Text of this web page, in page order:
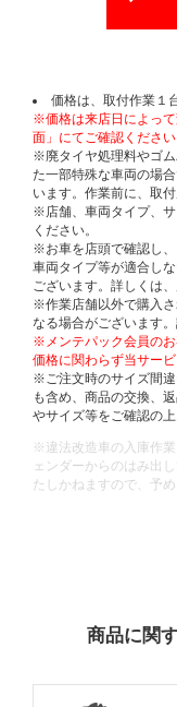
価格は、取付作業１
※価格は来店日によっ
面」にてご確認ください
※廃タイヤ処理料やゴ
た一部特殊な車両の場
います。作業前に、取
※店舗、車両タイプ、
ください。
※お車を店頭で確認し、
車両タイプ等が適合し
ございます。詳しくは
※作業店舗以外で購入
なる場合がございます
※メンテパック会員の
価格に関わらず当サー
※ご注文時のサイズ間
も含め、商品の交換、
やサイズ等をご確認の
※違法改造車の入庫作
ェンダーからのはみ出
たしかねますので、予め
商品に関